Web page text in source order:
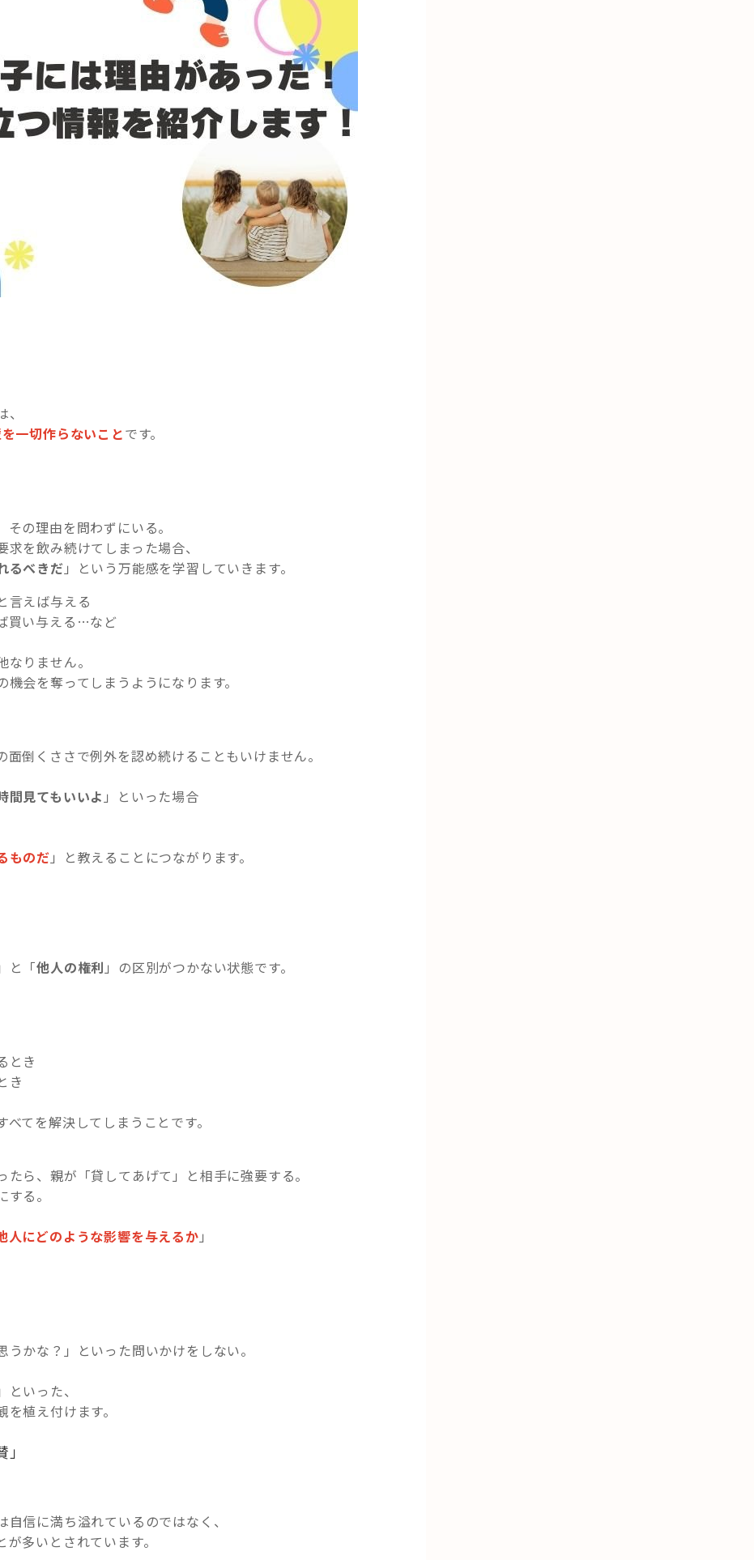
一切作らないことです。
の理由を問わずにいる。
を飲み続けてしまった場合、
るべきだ 」という万能感を学習していきます。
言えば与える
買い与える…など
りません。
会を奪ってしまうようになります。
倒くささで例外を認め続けることもいけません。
間見てもいいよ 」といった場合
ものだ 」と教えることにつながります。
」と「他人の権利 」の区別がつかない状態です。
とき
き
てを解決してしまうことです。
ら、親が「貸してあげて」と相手に強要する。
る。
人にどのような影響を与えるか 」
かな？」といった問いかけをしない。
」といった、
植え付けます。
信に満ち溢れているのではなく、
が多いとされています。